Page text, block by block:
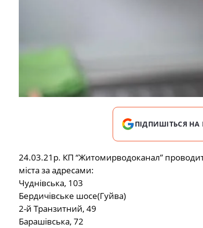
ПІДПИШІТЬСЯ НА
24.03.21р. КП “Житомирводоканал”
міста за адресами:
Чуднівська, 103
Бердичівське шосе(Гуйва)
2-й Транзитний, 49
Барашівська, 72